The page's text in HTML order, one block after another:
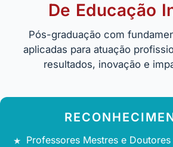
De Educação
Pós-graduação com
aplicadas para atuação
resultados, inovação e
Professores Mestres e